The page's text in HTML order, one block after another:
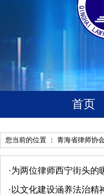
首页
您当前的位置 ： 青海省律师协
·为两位律师西宁街头的
·以文化建设涵养法治